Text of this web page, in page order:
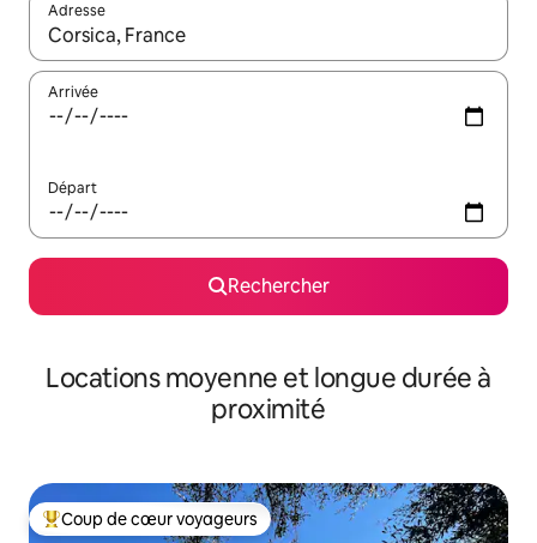
Adresse
Lorsque les résultats s'affichent, utilisez les flèches vers le
Arrivée
Départ
Rechercher
Locations moyenne et longue durée à
proximité
Coups de cœur voyageurs les plus appréciés
Coup de cœur voyageurs